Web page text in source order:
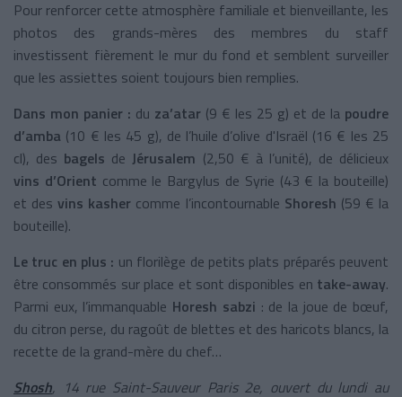
Pour renforcer cette atmosphère familiale et bienveillante, les
photos des grands-mères des membres du staff
investissent fièrement le mur du fond et semblent surveiller
que les assiettes soient toujours bien remplies.
Dans mon panier : du za’atar (9 € les 25 g) et de la poudre
d’amba (10 € les 45 g), de l’huile d’olive d'Israël (16 € les 25
cl), des bagels de Jérusalem (2,50 € à l’unité), de délicieux
vins d’Orient comme le Bargylus de Syrie (43 € la bouteille)
et desvins kasher comme l’incontournable Shoresh (59 € la
bouteille).
Le truc en plus : un florilège de petits plats préparés peuvent
être consommés sur place et sont disponibles en take-away.
Parmi eux, l’immanquable Horesh sabzi : de la joue de bœuf,
du citron perse, du ragoût de blettes et des haricots blancs, la
recette de la grand-mère du chef…
Shosh, 14 rue Saint-Sauveur Paris 2e, ouvert du lundi au